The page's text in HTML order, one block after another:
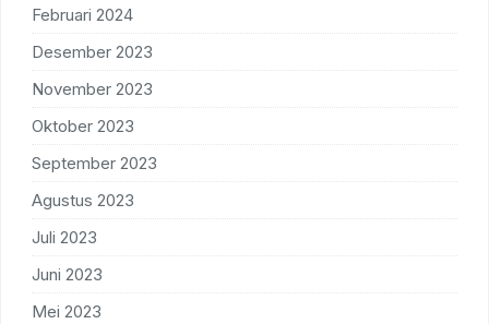
Februari 2024
Desember 2023
November 2023
Oktober 2023
September 2023
Agustus 2023
Juli 2023
Juni 2023
Mei 2023